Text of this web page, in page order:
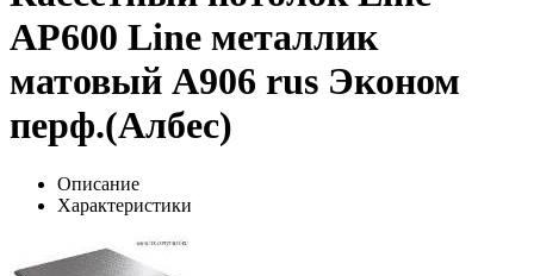
AP600 Line металлик
матовый А906 rus Эконом
перф.(Албес)
Описание
Характеристики